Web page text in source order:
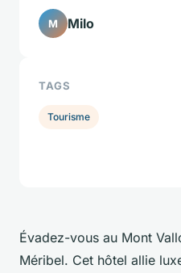
Évadez-vous au Mont
Méribel. Cet hôtel allie
M Milo
TAGS
Tourisme